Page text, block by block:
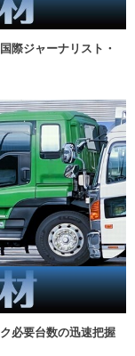
際ジャーナリスト・
必要台数の迅速把握